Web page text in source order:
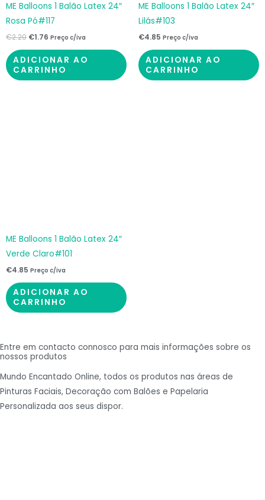
ME Balloons 1 Balão Latex 24″
Rosa Pó#117
€2.20 €1.76 Preço c/iva
ADICIONAR AO
CARRINHO
ME Balloons 1 Balão Latex 24″
Lilás#103
€4.85 Preço c/iva
ADICIONAR AO
CARRINHO
ME Balloons 1 Balão Latex 24″
Verde Claro#101
€4.85 Preço c/iva
ADICIONAR AO
CARRINHO
Entre em contacto connosco para mais informações sobre os
nossos produtos
Mundo Encantado Online, todos os produtos nas áreas de
Pinturas Faciais, Decoração com Balões e Papelaria
Personalizada aos seus dispor.